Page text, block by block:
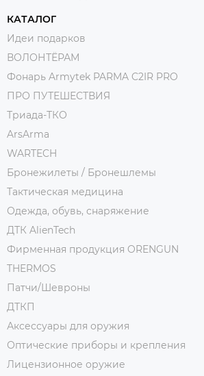
КАТАЛОГ
Идеи подарков
ВОЛОНТЁРАМ
Фонарь Armytek PARMA C2IR PRO
ПРО ПУТЕШЕСТВИЯ
Триада-ТКО
ArsArma
WARTECH
Бронежилеты / Бронешлемы
Тактическая медицина
Одежда, обувь, снаряжение
ДТК AlienTech
Фирменная продукция ORENGUN
THERMOS
Патчи/Шевроны
ДТКП
Аксессуары для оружия
Оптические приборы и крепления
Лицензионное оружие